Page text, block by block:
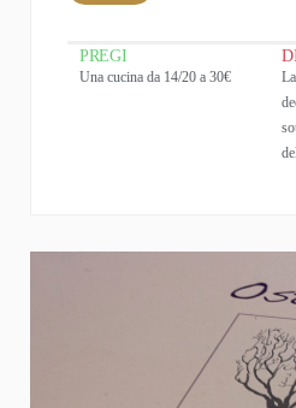
PREGI
Una cucina da 14/20 a 30€